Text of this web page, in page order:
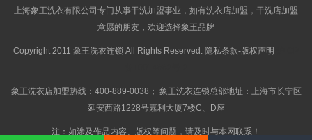
上海象王洗衣有限公司专门从事干洗加盟事业，如有洗衣店加盟，干洗店加盟
意愿的朋友，欢迎选择象王品牌
Copyright 2011 象王洗衣连锁 All Rights Reserved. 隐私条款-版权声明
象王洗衣店加盟热线：400-889-0038； 象王洗衣连锁总部地址：上海市长宁区
延安西路1228号嘉利大厦7楼C、D座
注：如涉及作品内容、版权等问题，请及时与本网联系！